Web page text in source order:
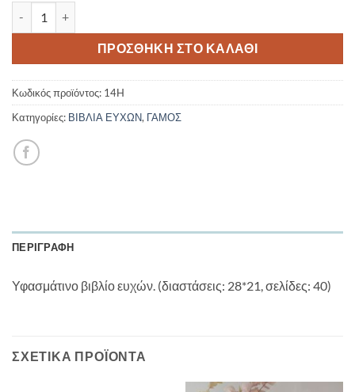
ΠΡΟΣΘΉΚΗ ΣΤΟ ΚΑΛΆΘΙ
Κωδικός προϊόντος: 14H
Κατηγορίες: ΒΙΒΛΙΑ ΕΥΧΩΝ, ΓΑΜΟΣ
ΠΕΡΙΓΡΑΦΉ
Υφασμάτινο βιβλίο ευχών. (διαστάσεις: 28*21, σελίδες: 40)
ΣΧΕΤΙΚΆ ΠΡΟΪΌΝΤΑ